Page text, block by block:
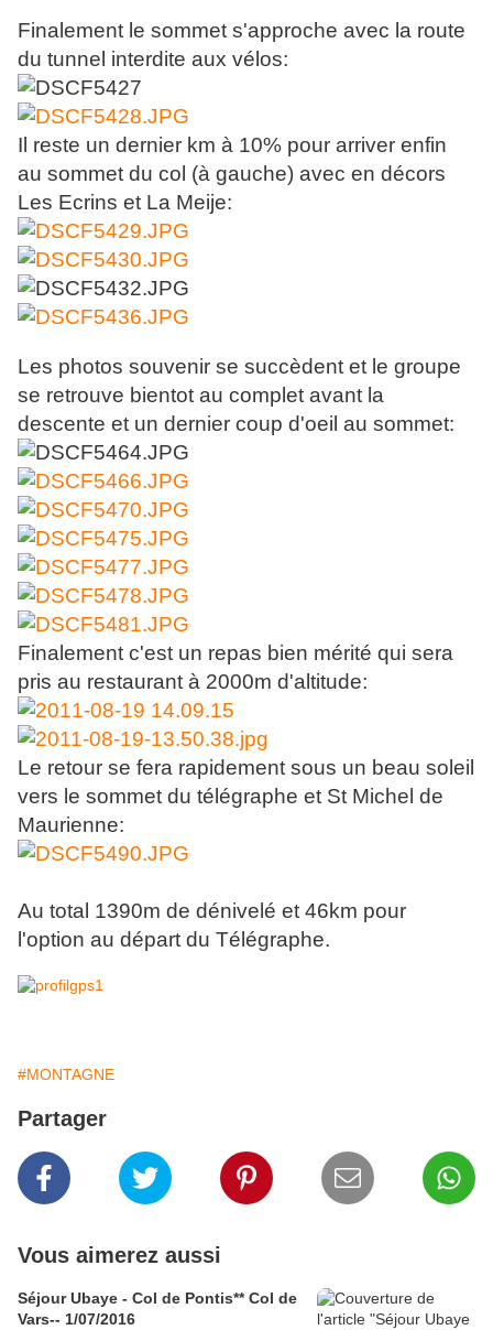
Finalement le sommet s'approche avec la route
du tunnel interdite aux vélos:
Il reste un dernier km à 10% pour arriver enfin
au sommet du col (à gauche) avec en décors
Les Ecrins et La Meije:
Les photos souvenir se succèdent et le groupe
se retrouve bientot au complet avant la
descente et un dernier coup d'oeil au sommet:
Finalement c'est un repas bien mérité qui sera
pris au restaurant à 2000m d'altitude:
Le retour se fera rapidement sous un beau soleil
vers le sommet du télégraphe et St Michel de
Maurienne:
Au total 1390m de dénivelé et 46km pour
l'option au départ du Télégraphe.
#MONTAGNE
Partager
Vous aimerez aussi
Séjour Ubaye - Col de Pontis** Col de
Vars-- 1/07/2016